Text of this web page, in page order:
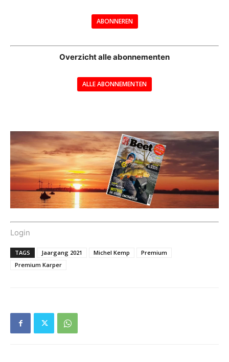
ABONNEREN
Overzicht alle abonnementen
ALLE ABONNEMENTEN
Login
TAGS Jaargang 2021 Michel Kemp
Premium
Premium Karper